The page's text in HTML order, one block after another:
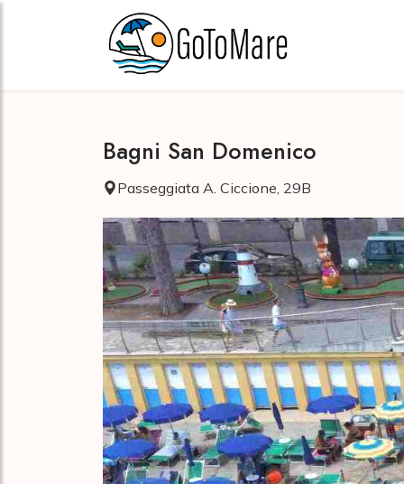
Bagni San Domenico
Passeggiata A. Ciccione, 29B